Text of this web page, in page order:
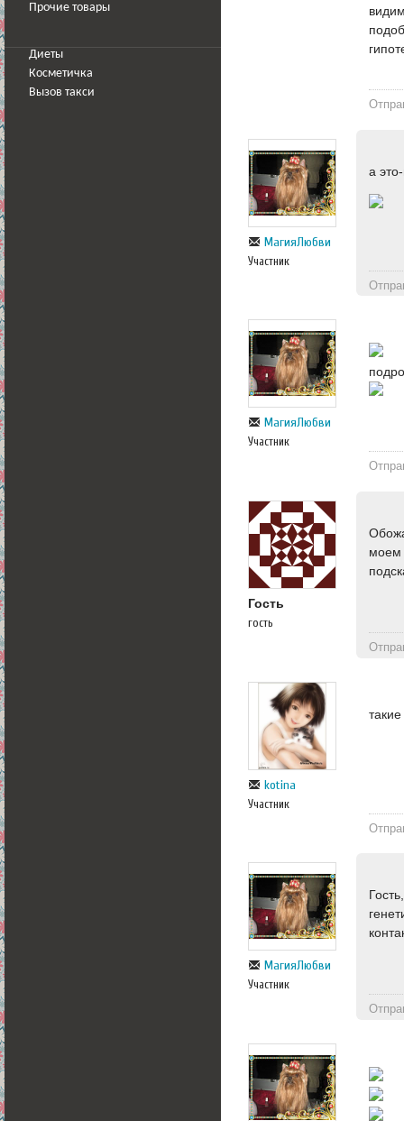
Прочие товары
Диеты
Косметичка
Вызов такси
МагияЛюбви
Участник
а
МагияЛюбви
Участник
Гость
гость
моем
kotina
Участник
МагияЛюбви
Участник